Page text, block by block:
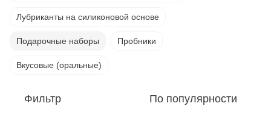
Лубриканты на силиконовой основе
Подарочные наборы Пробники
Вкусовые (оральные)
Фильтр По популярности